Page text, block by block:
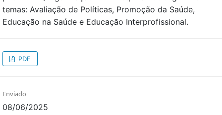
temas: Avaliação de Políticas, Promoção da Saúde,
Educação na Saúde e Educação Interprofissional.
PDF
Enviado
08/06/2025